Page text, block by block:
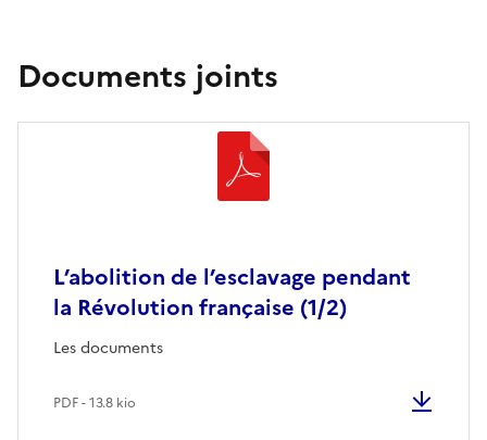
Documents joints
L’abolition de l’esclavage pendant
la Révolution française (1/2)
Les documents
PDF - 13.8 kio